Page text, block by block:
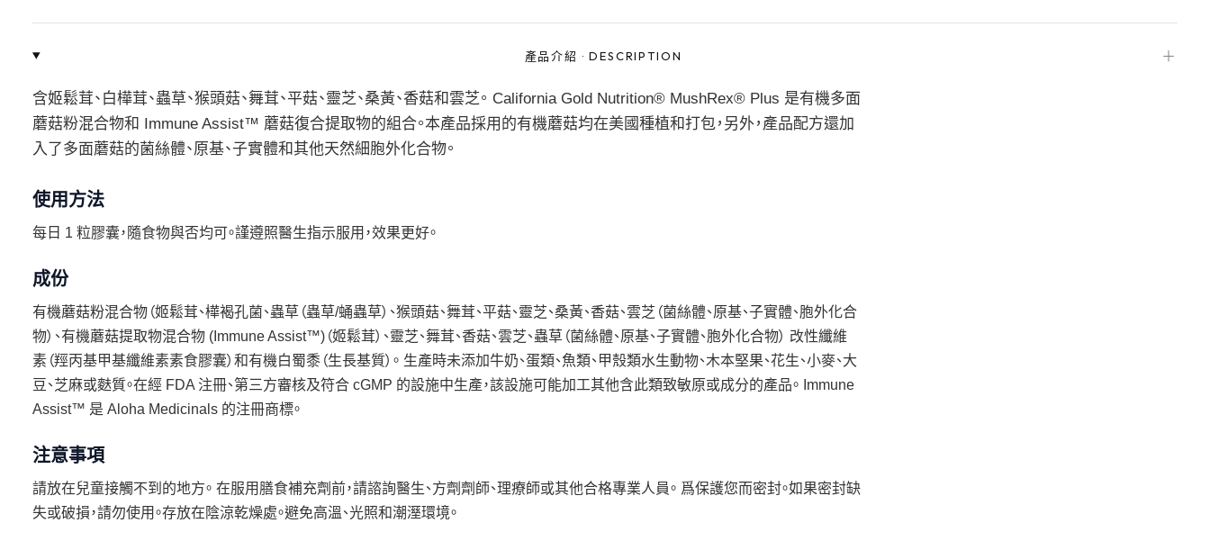
產品介紹 ·DESCRIPTION ＋
含姬鬆茸、白樺茸、蟲草、猴頭菇、舞茸、平菇、靈芝、桑黃、香菇和雲芝。 California Gold Nutrition® MushRex® Plus 是有機多面
蘑菇粉混合物和 Immune Assist™ 蘑菇復合提取物的組合。本產品採用的有機蘑菇均在美國種植和打包，另外，產品配方還加
入了多面蘑菇的菌絲體、原基、子實體和其他天然細胞外化合物。
使用方法
每日 1 粒膠囊，隨食物與否均可。謹遵照醫生指示服用，效果更好。
成份
有機蘑菇粉混合物（姬鬆茸、樺褐孔菌、蟲草（蟲草/蛹蟲草）、猴頭菇、舞茸、平菇、靈芝、桑黃、香菇、雲芝（菌絲體、原基、子實體、胞外化合
物）、有機蘑菇提取物混合物 (Immune Assist™)（姬鬆茸）、靈芝、舞茸、香菇、雲芝、蟲草（菌絲體、原基、子實體、胞外化合物） 改性纖維
素（羥丙基甲基纖維素素食膠囊）和有機白蜀黍（生長基質）。 生產時未添加牛奶、蛋類、魚類、甲殼類水生動物、木本堅果、花生、小麥、大
豆、芝麻或麩質。在經 FDA 注冊、第三方審核及符合 cGMP 的設施中生產，該設施可能加工其他含此類致敏原或成分的產品。 Immune
Assist™ 是 Aloha Medicinals 的注冊商標。
注意事項
請放在兒童接觸不到的地方。 在服用膳食補充劑前，請諮詢醫生、方劑劑師、理療師或其他合格專業人員。 爲保護您而密封。如果密封缺
失或破損，請勿使用。存放在陰涼乾燥處。避免高溫、光照和潮溼環境。